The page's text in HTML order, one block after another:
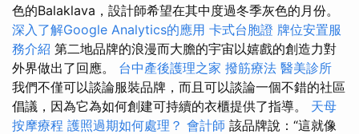
色的Balaklava，設計師希望在其中度過冬季灰色的月份。
深入了解Google Analytics的應用 卡式台胞證 牌位安置服
務介紹 第二地品牌的浪漫而大膽的宇宙以嬉戲的創造力對
外界做出了回應。 台中產後護理之家 撥筋療法 醫美診所
我們不僅可以談論服裝品牌，而且可以談論一個不錯的社區
倡議，因為它為如何創建可持續的衣櫃提供了指導。 天母
按摩療程 護照過期如何處理？ 會計師 該品牌說：“這就像